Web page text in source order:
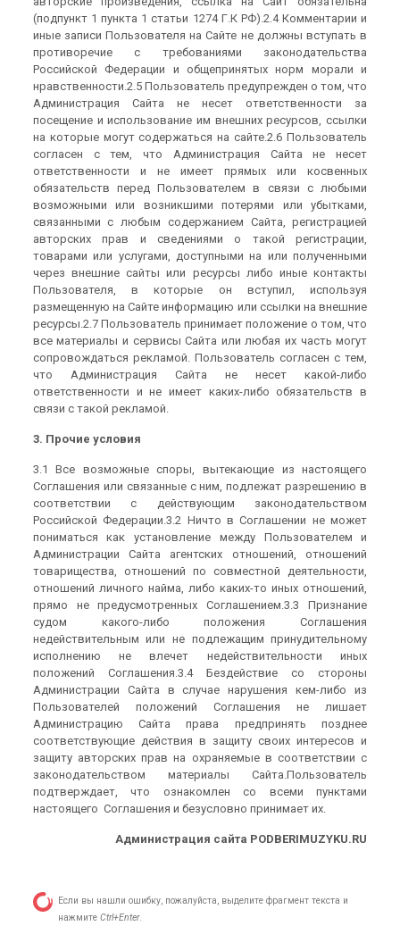
(подпункт 1 пункта 1 статьи 1274 Г.К РФ).2.4 Комментарии и
иные записи Пользователя на Сайте не должны вступать в
противоречие с требованиями законодательства
Российской Федерации и общепринятых норм морали и
нравственности.2.5 Пользователь предупрежден о том, что
Администрация Сайта не несет ответственности за
посещение и использование им внешних ресурсов, ссылки
на которые могут содержаться на сайте.2.6 Пользователь
согласен с тем, что Администрация Сайта не несет
ответственности и не имеет прямых или косвенных
обязательств перед Пользователем в связи с любыми
возможными или возникшими потерями или убытками,
связанными с любым содержанием Сайта, регистрацией
авторских прав и сведениями о такой регистрации,
товарами или услугами, доступными на или полученными
через внешние сайты или ресурсы либо иные контакты
Пользователя, в которые он вступил, используя
размещенную на Сайте информацию или ссылки на внешние
ресурсы.2.7 Пользователь принимает положение о том, что
все материалы и сервисы Сайта или любая их часть могут
сопровождаться рекламой. Пользователь согласен с тем,
что Администрация Сайта не несет какой-либо
ответственности и не имеет каких-либо обязательств в
связи с такой рекламой.
3. Прочие условия
3.1 Все возможные споры, вытекающие из настоящего
Соглашения или связанные с ним, подлежат разрешению в
соответствии с действующим законодательством
Российской Федерации.3.2 Ничто в Соглашении не может
пониматься как установление между Пользователем и
Администрации Сайта агентских отношений, отношений
товарищества, отношений по совместной деятельности,
отношений личного найма, либо каких-то иных отношений,
прямо не предусмотренных Соглашением.3.3 Признание
судом какого-либо положения Соглашения
недействительным или не подлежащим принудительному
исполнению не влечет недействительности иных
положений Соглашения.3.4 Бездействие со стороны
Администрации Сайта в случае нарушения кем-либо из
Пользователей положений Соглашения не лишает
Администрацию Сайта права предпринять позднее
соответствующие действия в защиту своих интересов и
защиту авторских прав на охраняемые в соответствии с
законодательством материалы Сайта.Пользователь
подтверждает, что ознакомлен со всеми пунктами
настоящего Соглашения и безусловно принимает их.
Администрация сайта PODBERIMUZYKU.RU
Если вы нашли ошибку, пожалуйста, выделите фрагмент текста и
нажмите Ctrl+Enter.